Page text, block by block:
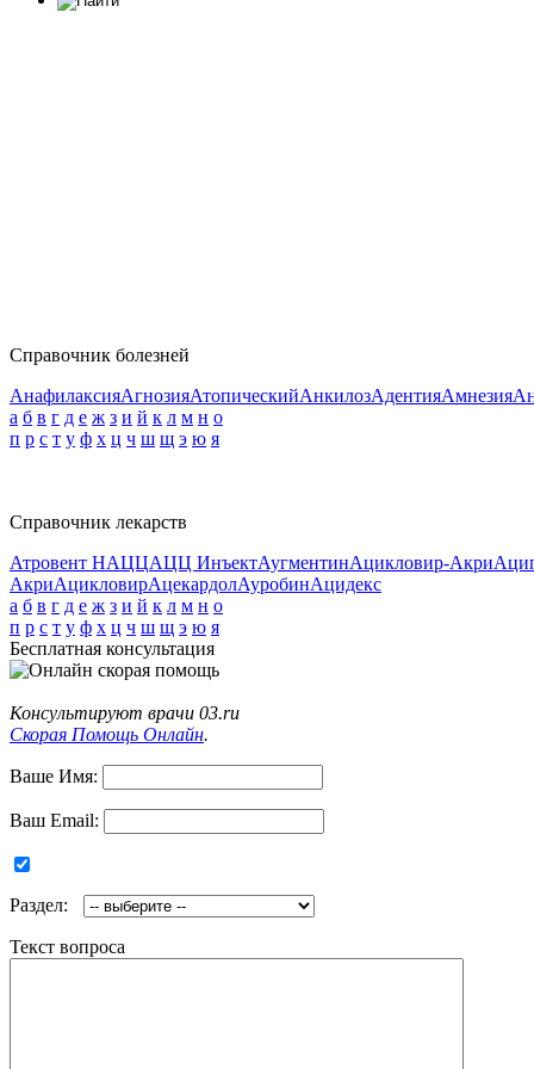
Справочник болезней
АнафилаксияАгнозияАтопическийАнкилозАдентияАмнезия
а б в г д е ж з и й к л м н о
п р с т у ф х ц ч ш щ э ю я
Справочник лекарств
Атровент НАЦЦАЦЦ ИнъектАугментинАцикловир-Акри
АкриАцикловирАцекардолАуробинАцидекс
а б в г д е ж з и й к л м н о
п р с т у ф х ц ч ш щ э ю я
Бесплатная консультация
Консультируют врачи 03.ru
Скорая Помощь Онлайн.
Ваше Имя:
Ваш Email:
Раздел:
Текст вопроса